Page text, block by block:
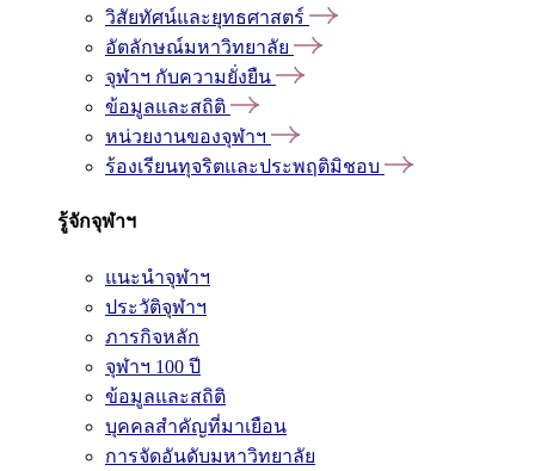
วิสัยทัศน์และยุทธศาสตร์
อัตลักษณ์มหาวิทยาลัย
จุฬาฯ กับความยั่งยืน
ข้อมูลและสถิติ
หน่วยงานของจุฬาฯ
ร้องเรียนทุจริตและประพฤติมิชอบ
รู้จักจุฬาฯ
แนะนำจุฬาฯ
ประวัติจุฬาฯ
ภารกิจหลัก
จุฬาฯ 100 ปี
ข้อมูลและสถิติ
บุคคลสำคัญที่มาเยือน
การจัดอันดับมหาวิทยาลัย